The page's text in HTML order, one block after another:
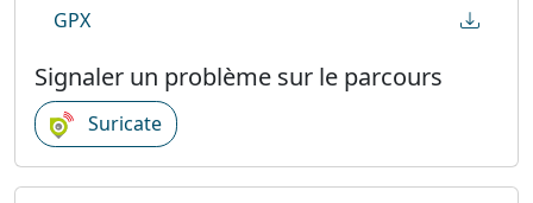
GPX
Signaler un problème sur le parcours
Suricate